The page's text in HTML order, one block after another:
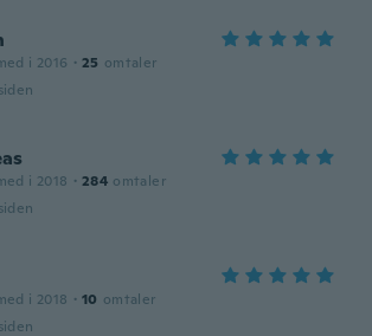
i 2016 · 25 omtaler
i 2018 · 284 omtaler
i 2018 · 10 omtaler